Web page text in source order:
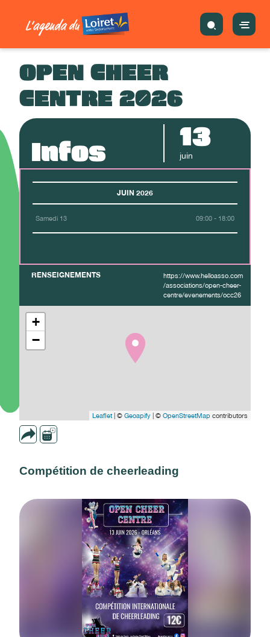
OPEN CHEER
CENTRE 2026
Infos 13
juin
JUIN 2026
Samedi 13 09:00 - 18:00
RENSEIGNEMENTS
https://www.helloasso.com
/associations/open-cheer-
centre/evenements/occ26
+
−
Leaflet| © Geoapify | © OpenStreetMap contributors
Compétition de cheerleading